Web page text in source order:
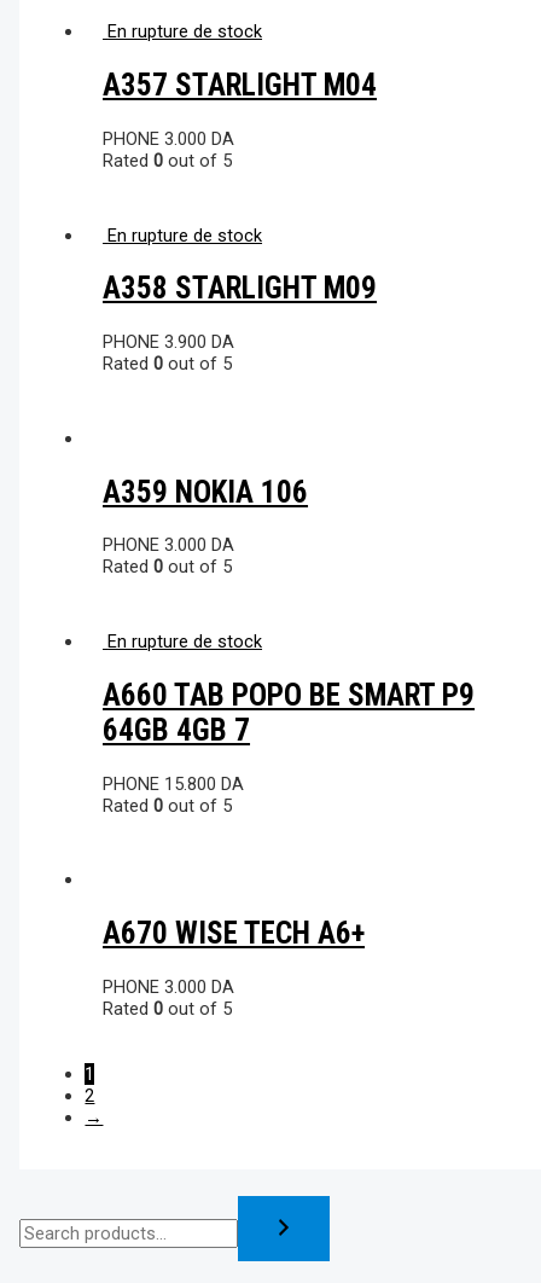
En rupture de stock
A357 STARLIGHT M04
PHONE3.000DA
Rated0 out of 5
En rupture de stock
A358 STARLIGHT M09
PHONE3.900DA
Rated0 out of 5
A359 NOKIA 106
PHONE3.000 DA
Rated0 out of 5
En rupture de stock
A660 TAB POPO BE SMART P9
64GB 4GB 7
PHONE 15.800DA
Rated0 out of 5
A670 WISE TECH A6+
PHONE3.000DA
Rated0 out of 5
1
2
→